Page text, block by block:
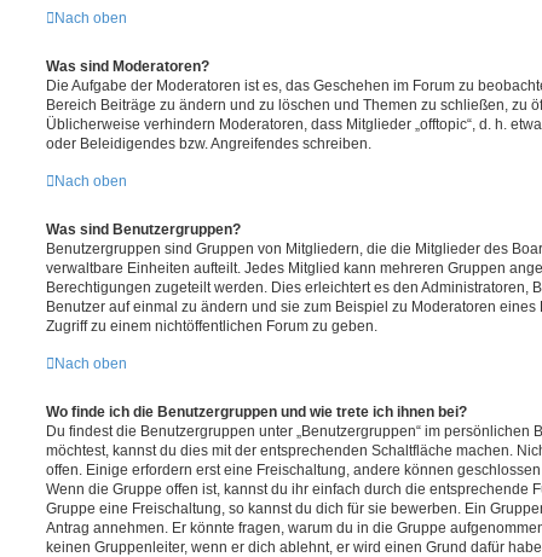
Nach oben
Was sind Moderatoren?
Die Aufgabe der Moderatoren ist es, das Geschehen im Forum zu
Bereich Beiträge zu ändern und zu löschen und Themen zu schließen, zu
Üblicherweise verhindern Moderatoren, dass Mitglieder „offtopic“, d. h.
oder Beleidigendes bzw. Angreifendes schreiben.
Nach oben
Was sind Benutzergruppen?
Benutzergruppen sind Gruppen von Mitgliedern, die die Mitglieder des
verwaltbare Einheiten aufteilt. Jedes Mitglied kann mehreren Gruppen
Berechtigungen zugeteilt werden. Dies erleichtert es den Administratoren,
Benutzer auf einmal zu ändern und sie zum Beispiel zu Moderatoren
Zugriff zu einem nichtöffentlichen Forum zu geben.
Nach oben
Wo finde ich die Benutzergruppen und wie trete ich ihnen bei?
Du findest die Benutzergruppen unter „Benutzergruppen“ im persönlichen
möchtest, kannst du dies mit der entsprechenden Schaltfläche machen.
offen. Einige erfordern erst eine Freischaltung, andere können
Wenn die Gruppe offen ist, kannst du ihr einfach durch die entsprechende
Gruppe eine Freischaltung, so kannst du dich für sie bewerben. Ein
Antrag annehmen. Er könnte fragen, warum du in die Gruppe
keinen Gruppenleiter, wenn er dich ablehnt, er wird einen Grund dafür